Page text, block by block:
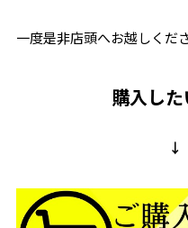
一度是非店頭へお越しくだ
購入し